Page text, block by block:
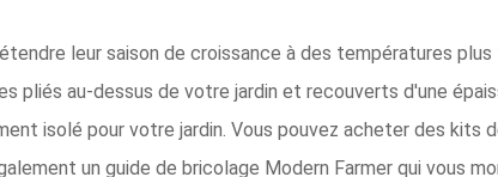
leur saison de croissance à des températures plus
pliés au-dessus de votre jardin et recouverts d'une
isolé pour votre jardin. Vous pouvez acheter des kits
un guide de bricolage Modern Farmer qui vous